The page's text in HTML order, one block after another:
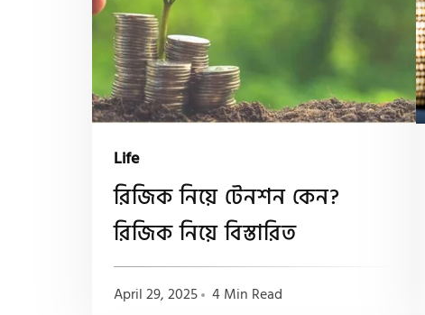
Life
রিজিক নিয়ে টেনশন কেন?
রিজিক নিয়ে বিস্তারিত
April 29, 2025 4 Min Read